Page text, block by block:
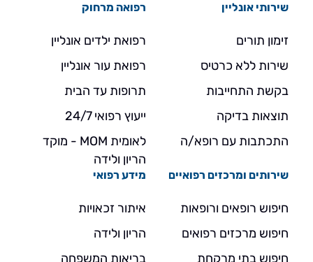
שירותי אונליין
זימון תורים
שירות ללא כרטיס
בקשת התחייבות
תוצאות בדיקה
התכתבות עם רופא/ה
רפואה מרחוק
רפואת ילדים אונליין
רפואת עור אונליין
תרופות עד הבית
ייעוץ רפואי 24/7
לאומית MOM - מוקד
הריון ולידה
שירותים ומרכזים רפואיים
חיפוש רופאים ורופאות
חיפוש מרכזים רפואים
חיפוש בתי מרקחת
מידע רפואי
איתור זכאויות
הריון ולידה
בריאות המשפחה